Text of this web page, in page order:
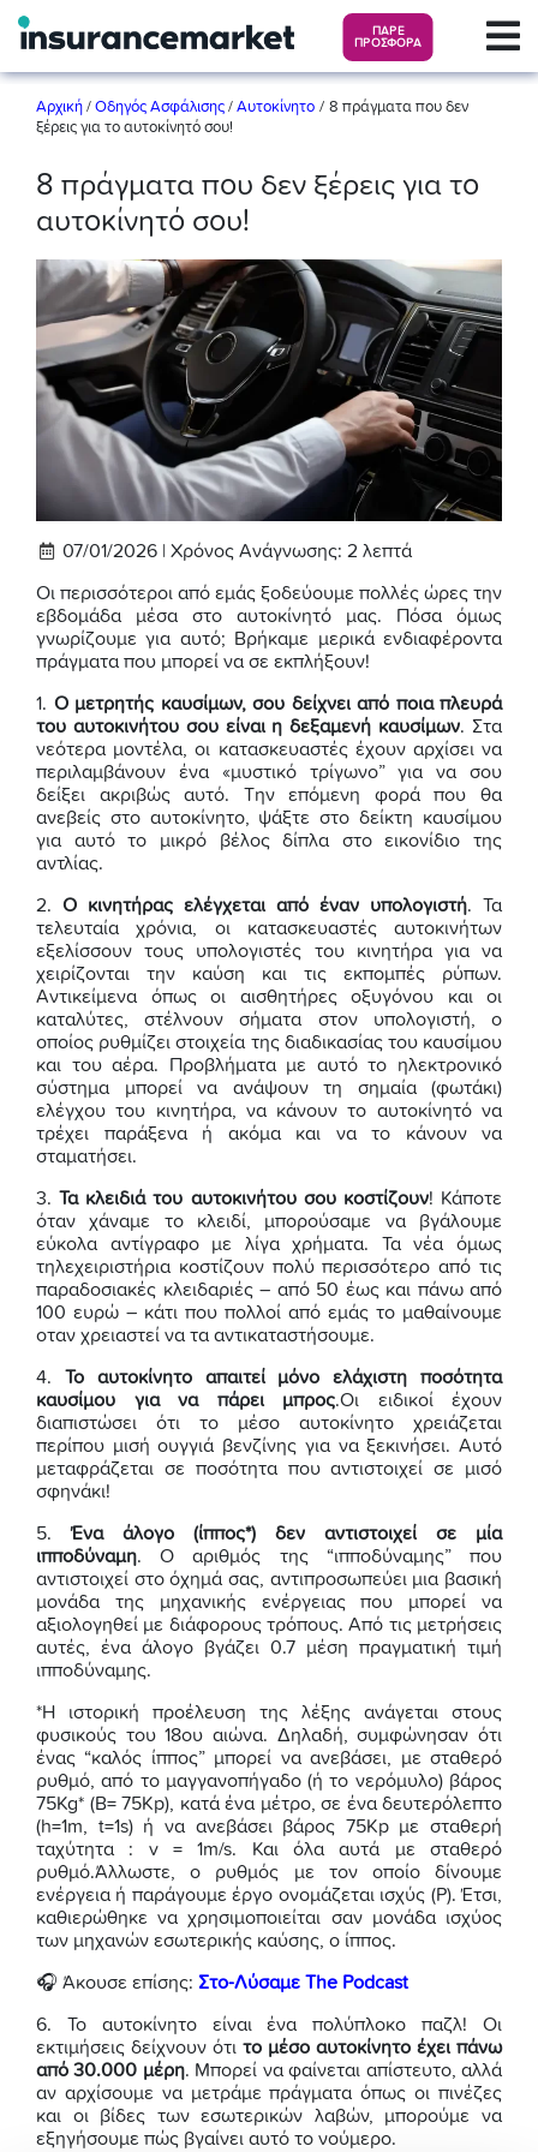
ΠΑΡΕ
ΠΡΟΣΦΟΡΑ
Αρχική / Οδηγός Ασφάλισης / Αυτοκίνητο / 8 πράγματα που δεν
ξέρεις για το αυτοκίνητό σου!
8 πράγματα που δεν ξέρεις για το
αυτοκίνητό σου!
07/01/2026 | Χρόνος Ανάγνωσης: 2 λεπτά
Οι περισσότεροι από εμάς ξοδεύουμε πολλές ώρες την
εβδομάδα μέσα στο αυτοκίνητό μας. Πόσα όμως
γνωρίζουμε για αυτό; Βρήκαμε μερικά ενδιαφέροντα
πράγματα που μπορεί να σε εκπλήξουν!
1. Ο μετρητής καυσίμων, σου δείχνει από ποια πλευρά
του αυτοκινήτου σου είναι η δεξαμενή καυσίμων. Στα
νεότερα μοντέλα, οι κατασκευαστές έχουν αρχίσει να
περιλαμβάνουν ένα «μυστικό τρίγωνο” για να σου
δείξει ακριβώς αυτό. Την επόμενη φορά που θα
ανεβείς στο αυτοκίνητο, ψάξτε στο δείκτη καυσίμου
για αυτό το μικρό βέλος δίπλα στο εικονίδιο της
αντλίας.
2. Ο κινητήρας ελέγχεται από έναν υπολογιστή. Τα
τελευταία χρόνια, οι κατασκευαστές αυτοκινήτων
εξελίσσουν τους υπολογιστές του κινητήρα για να
χειρίζονται την καύση και τις εκπομπές ρύπων.
Αντικείμενα όπως οι αισθητήρες οξυγόνου και οι
καταλύτες, στέλνουν σήματα στον υπολογιστή, ο
οποίος ρυθμίζει στοιχεία της διαδικασίας του καυσίμου
και του αέρα. Προβλήματα με αυτό το ηλεκτρονικό
σύστημα μπορεί να ανάψουν τη σημαία (φωτάκι)
ελέγχου του κινητήρα, να κάνουν το αυτοκίνητό να
τρέχει παράξενα ή ακόμα και να το κάνουν να
σταματήσει.
3.Τα κλειδιά του αυτοκινήτου σου κοστίζουν! Κάποτε
όταν χάναμε το κλειδί, μπορούσαμε να βγάλουμε
εύκολα αντίγραφο με λίγα χρήματα. Τα νέα όμως
τηλεχειριστήρια κοστίζουν πολύ περισσότερο από τις
παραδοσιακές κλειδαριές – από 50 έως και πάνω από
100 ευρώ – κάτι που πολλοί από εμάς το μαθαίνουμε
οταν χρειαστεί να τα αντικαταστήσουμε.
4. Το αυτοκίνητο απαιτεί μόνο ελάχιστη ποσότητα
καυσίμου για να πάρει μπρος.Οι ειδικοί έχουν
διαπιστώσει ότι το μέσο αυτοκίνητο χρειάζεται
περίπου μισή ουγγιά βενζίνης για να ξεκινήσει. Αυτό
μεταφράζεται σε ποσότητα που αντιστοιχεί σε μισό
σφηνάκι!
5.Ένα άλογο (ίππος*) δεν αντιστοιχεί σε μία
ιπποδύναμη. Ο αριθμός της “ιπποδύναμης” που
αντιστοιχεί στο όχημά σας, αντιπροσωπεύει μια βασική
μονάδα της μηχανικής ενέργειας που μπορεί να
αξιολογηθεί με διάφορους τρόπους. Από τις μετρήσεις
αυτές, ένα άλογο βγάζει 0.7 μέση πραγματική τιμή
ιπποδύναμης.
*Η ιστορική προέλευση της λέξης ανάγεται στους
φυσικούς του 18ου αιώνα. Δηλαδή, συμφώνησαν ότι
ένας “καλός ίππος” μπορεί να ανεβάσει, με σταθερό
ρυθμό, από το μαγγανοπήγαδο (ή το νερόμυλο) βάρος
75Kg* (Β= 75Κp), κατά ένα μέτρο, σε ένα δευτερόλεπτο
(h=1m, t=1s) ή να ανεβάσει βάρος 75Kp με σταθερή
ταχύτητα : v = 1m/s. Και όλα αυτά με σταθερό
ρυθμό.Άλλωστε, ο ρυθμός με τον οποίο δίνουμε
ενέργεια ή παράγουμε έργο ονομάζεται ισχύς (Ρ). Έτσι,
καθιερώθηκε να χρησιμοποιείται σαν μονάδα ισχύος
των μηχανών εσωτερικής καύσης, ο ίππος.
🎧 Άκουσε επίσης: Στο-Λύσαμε The Podcast
6. Το αυτοκίνητο είναι ένα πολύπλοκο παζλ! Οι
εκτιμήσεις δείχνουν ότι το μέσο αυτοκίνητο έχει πάνω
από 30.000 μέρη. Μπορεί να φαίνεται απίστευτο, αλλά
αν αρχίσουμε να μετράμε πράγματα όπως οι πινέζες
και οι βίδες των εσωτερικών λαβών, μπορούμε να
εξηγήσουμε πώς βγαίνει αυτό το νούμερο.